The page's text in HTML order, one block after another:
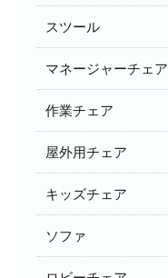
スツール
マネージャーチェア
作業チェア
屋外用チェア
キッズチェア
ソファ